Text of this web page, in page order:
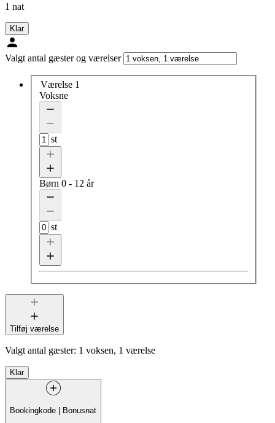
1 nat
Klar
Valgt antal gæster og værelser
Værelse 1
Voksne
st
Børn 0 - 12 år
st
Tilføj værelse
Valgt antal gæster: 1 voksen, 1 værelse
Klar
Bookingkode | Bonusnat